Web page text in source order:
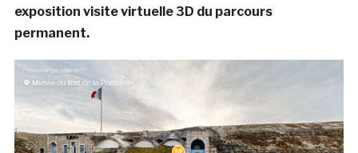
exposition visite virtuelle 3D du parcours
permanent.